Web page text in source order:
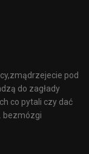
pod
do zagłady
co pytali czy dać
bezmózgi